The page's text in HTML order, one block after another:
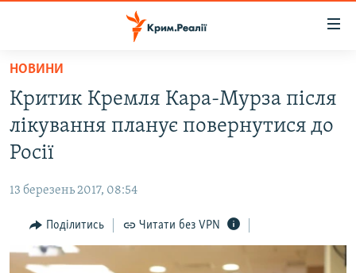
Перейти
основного
матеріалу
Перейти
до
основної
навігації
Перейти
пошуку
ВОДА.КРИМ
ВІДЕО ТА ФОТО
БЛОГИ
ПОГЛЯД
ІНТЕРВ'Ю
НОВИНИ
Критик Кремля Кара-Мурза після
лікування планує повернутися до
Росії
13 березень 2017, 08:54
Поділитись Читати без VPN